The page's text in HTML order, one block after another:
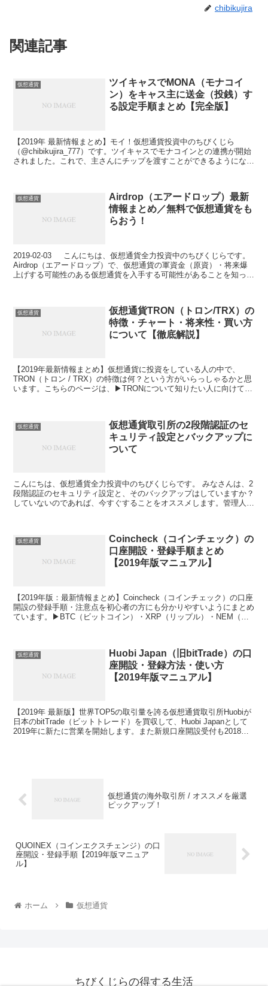
chibikujira
関連記事
仮想通貨
ツイキャスでMONA（モナコイ
ン）をキャス主に送金（投銭）す
る設定手順まとめ【完全版】
【2019年 最新情報まとめ】モイ！仮想通貨投資中のちびくじら
（@chibikujira_777）です。ツイキャスでモナコインとの連携が開始
されました。これで、主さんにチップを渡すことができるようになり
手順 について、詳しく説明しています。*モナコインを持っていない
人は仮想通貨取引所で購入しましょう。モナコインはbitbankの販売
所で簡単に購入できます（手数料は無料）
仮想通貨
Airdrop（エアードロップ）最新
情報まとめ／無料で仮想通貨をも
らおう！
2019-02-03 こんにちは、仮想通貨全力投資中のちびくじらです。
Airdrop（エアードロップ）で、仮想通貨の軍資金（原資）・将来爆
上げする可能性のある仮想通貨を入手する可能性があることを知って
仮想通貨
仮想通貨TRON（トロン/TRX）の
特徴・チャート・将来性・買い方
について【徹底解説】
【2019年最新情報まとめ】仮想通貨に投資をしている人の中で、
TRON（トロン / TRX）の特徴は何？という方がいらっしゃるかと思
います。こちらのページは、▶TRONについて知りたい人に向けて、
しい経歴④強力なパートナーObike・GIFTOなどと提携⑤悪い評判が
多いが日本の取引所上場は近い？）▶TRONのチャート・将来性・ロ
ードマップ・オトクな買い方をまとめました。TRONの購入を検討し
ている方は是非参考にしてみてください。初心者の方でも分かりやす
仮想通貨
仮想通貨取引所の2段階認証のセ
キュリティ設定とバックアップに
ついて
こんにちは、仮想通貨全力投資中のちびくじらです。 みなさんは、2
段階認証のセキュリティ設定と、そのバックアップはしていますか？
していないのであれば、今すぐすることをオススメします。管理人
仮想通貨
Coincheck（コインチェック）の
口座開設・登録手順まとめ
【2019年版マニュアル】
【2019年版：最新情報まとめ】Coincheck（コインチェック）の口座
開設の登録手順・注意点を初心者の方にも分かりやすいようにまとめ
ています。▶BTC（ビットコイン）・XRP（リップル）・NEM（ネ
仮想通貨
Huobi Japan（旧bitTrade）の口
座開設・登録方法・使い方
【2019年版マニュアル】
【2019年 最新版】世界TOP5の取引量を誇る仮想通貨取引所Huobiが
日本のbitTrade（ビットトレード）を買収して、Huobi Japanとして
2019年に新たに営業を開始します。また新規口座開設受付も2018年
仮想通貨の海外取引所 / オススメを厳選
ピックアップ！
QUOINEX（コインエクスチェンジ）の口
座開設・登録手順【2019年版マニュア
ル】
ホーム 仮想通貨
ちびくじらの得する生活